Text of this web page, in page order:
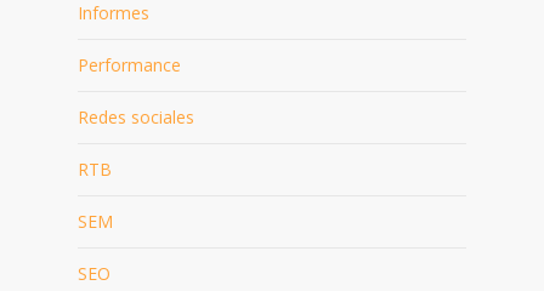
Informes
Performance
Redes sociales
RTB
SEM
SEO